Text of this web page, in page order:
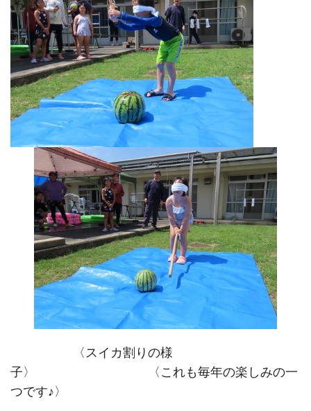
〈スイカ割りの様
子〉 〈これも毎年の楽しみの一
つです♪〉